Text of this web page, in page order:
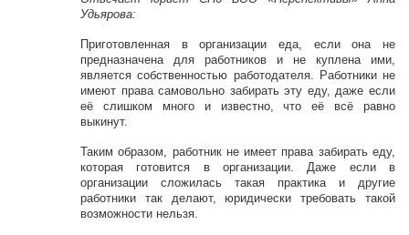
Удьярова:
Приготовленная в организации еда, если она не
предназначена для работников и не куплена ими,
является собственностью работодателя. Работники не
имеют права самовольно забирать эту еду, даже если
её слишком много и известно, что её всё равно
выкинут.
Таким образом, работник не имеет права забирать еду,
которая готовится в организации. Даже если в
организации сложилась такая практика и другие
работники так делают, юридически требовать такой
возможности нельзя.